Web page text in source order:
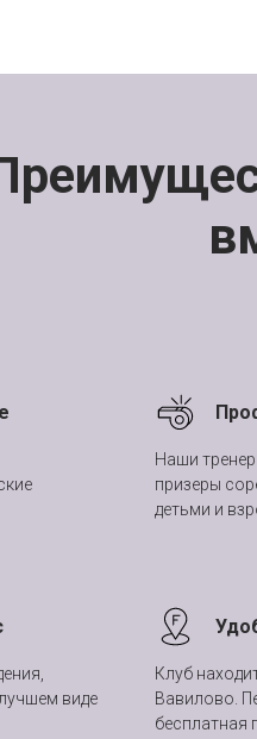
Наши
призеры
детьми и
виде
Клуб
Вавилово.
бесплатная